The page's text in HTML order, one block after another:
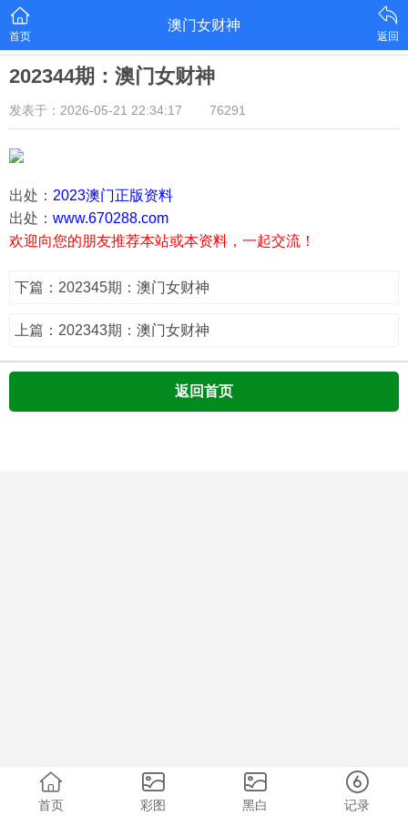
首页
澳门女财神
返回
202344期：澳门女财神
发表于：2026-05-21 22:34:17 76291
出处： 2023澳门正版资料
出处： www.670288.com
欢迎向您的朋友推荐本站或本资料，一起交流！
下篇：202345期：澳门女财神
上篇：202343期：澳门女财神
返回首页
首页 彩图 黑白 记录